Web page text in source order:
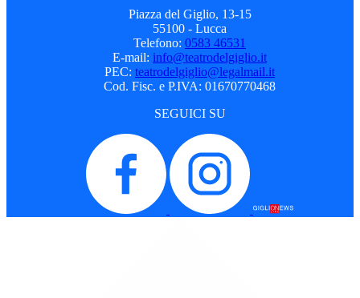
Piazza del Giglio, 13-15
55100 - Lucca
Telefono: 0583 46531
E-mail: info@teatrodelgiglio.it
PEC: teatrodelgiglio@legalmail.it
Cod. Fisc. e P.IVA: 01670770468
SEGUICI SU